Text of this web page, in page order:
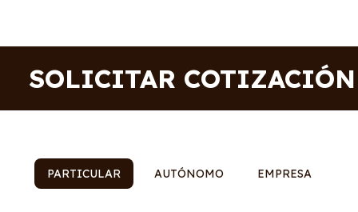
SOLICITAR COTIZACIÓN
PARTICULAR AUTÓNOMO EMPRESA